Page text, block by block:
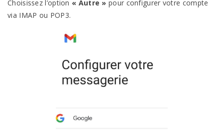
Choisissez l’option « Autre » pour configurer votre compte
via IMAP ou POP3.